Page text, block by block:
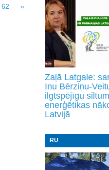
62 »
Zaļā Latgale:
Inu Bērziņu-
ilgtspējīgu
enerģētikas
Latvijā
RU